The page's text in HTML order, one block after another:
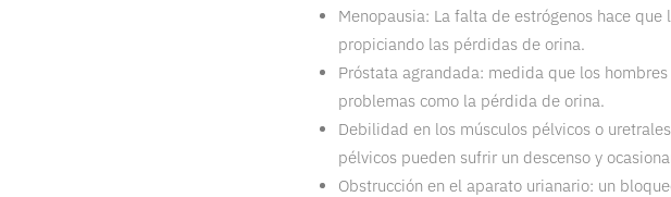
Menopausia: La falta de estrógenos hace
propiciando las pérdidas de orina.
Próstata agrandada: medida que los
problemas como la pérdida de orina.
Debilidad en los músculos pélvicos o
pélvicos pueden sufrir un descenso y
Obstrucción en el aparato urianario: un